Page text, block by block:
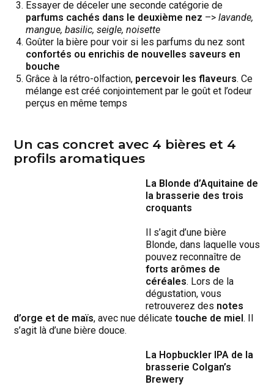
Essayer de déceler une seconde catégorie de
parfums cachés dans le deuxième nez –>lavande,
mangue, basilic, seigle, noisette
Goûter la bière pour voir si les parfums du nez sont
confortés ou enrichis de nouvelles saveurs en
bouche
Grâce à la rétro-olfaction, percevoir les flaveurs. Ce
mélange est créé conjointement par le goût et l’odeur
perçus en même temps
Un cas concret avec 4 bières et 4
profils aromatiques
La Blonde d’Aquitaine de
la brasserie des trois
croquants
Il s’agit d’une bière
Blonde, dans laquelle vous
pouvez reconnaître de
forts arômes de
céréales. Lors de la
dégustation, vous
retrouverez des notes
d’orge et de maïs, avec nue délicatetouche de miel. Il
s’agit là d’une bière douce.
La Hopbuckler IPA de la
brasserie Colgan’s
Brewery